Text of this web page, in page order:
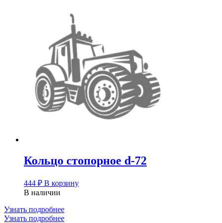
Кольцо стопорное d-72
444 ₽ В корзину
В наличии
Узнать подробнее
Узнать подробнее